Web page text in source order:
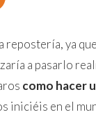
repostería, ya
a pasarlo
como hacer
iniciéis en el